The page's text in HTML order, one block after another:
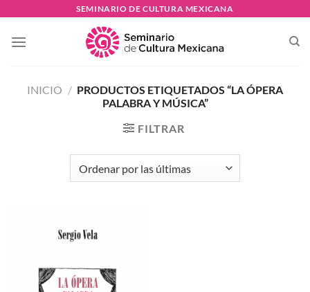
content
SEMINARIO DE CULTURA MEXICANA
INICIO / PRODUCTOS ETIQUETADOS “LA ÓPERA
PALABRA Y MÚSICA”
FILTRAR